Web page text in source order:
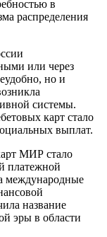
в
распределения
или через
но и
системы.
карт стало
выплат.
МИР стало
платежной
международные
название
эры в области